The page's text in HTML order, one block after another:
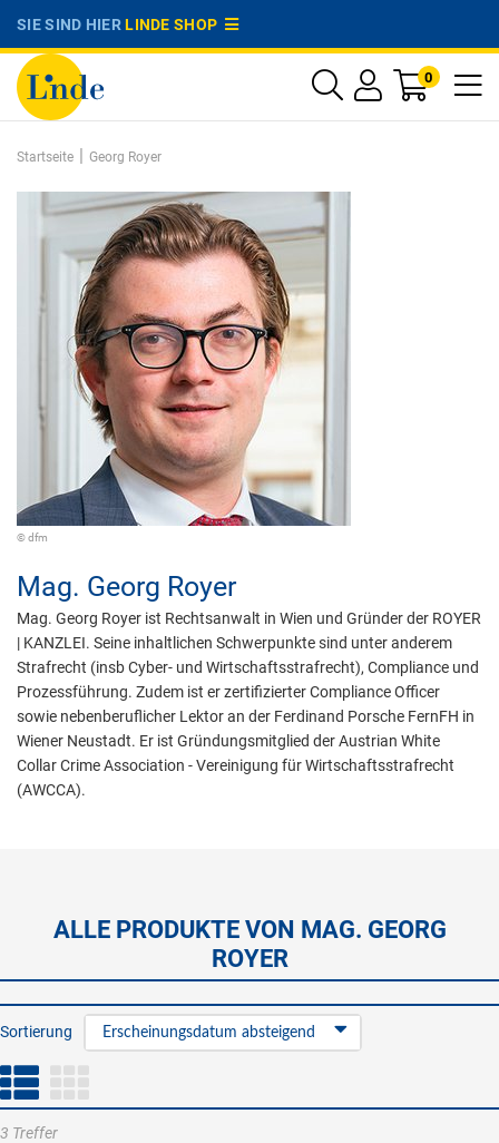
SIE SIND HIERLINDE SHOP
0
Startseite | Georg Royer
© dfm
Mag. Georg Royer
Mag. Georg Royer ist Rechtsanwalt in Wien und Gründer der ROYER
| KANZLEI. Seine inhaltlichen Schwerpunkte sind unter anderem
Strafrecht (insb Cyber- und Wirtschaftsstrafrecht), Compliance und
Prozessführung. Zudem ist er zertifizierter Compliance Officer
sowie nebenberuflicher Lektor an der Ferdinand Porsche FernFH in
Wiener Neustadt. Er ist Gründungsmitglied der Austrian White
Collar Crime Association - Vereinigung für Wirtschaftsstrafrecht
(AWCCA).
ALLE PRODUKTE VON MAG. GEORG
ROYER
Sortierung Erscheinungsdatum absteigend
3 Treffer